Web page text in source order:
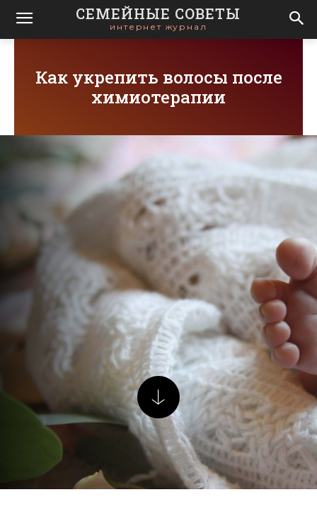
СЕМЕЙНЫЕ СОВЕТЫ
интернет журнал
Как укрепить волосы после
химиотерапии